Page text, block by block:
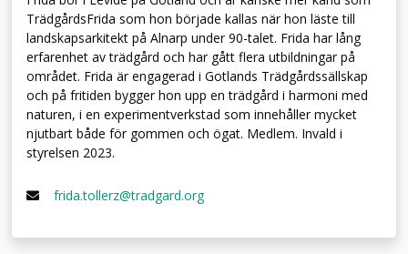
TrädgårdsFrida som hon började kallas när hon läste till
landskapsarkitekt på Alnarp under 90-talet. Frida har lång
erfarenhet av trädgård och har gått flera utbildningar på
området. Frida är engagerad i Gotlands Trädgårdssällskap
och på fritiden bygger hon upp en trädgård i harmoni med
naturen, i en experimentverkstad som innehåller mycket
njutbart både för gommen och ögat. Medlem. Invald i
styrelsen 2023.
frida.tollerz@tradgard.org